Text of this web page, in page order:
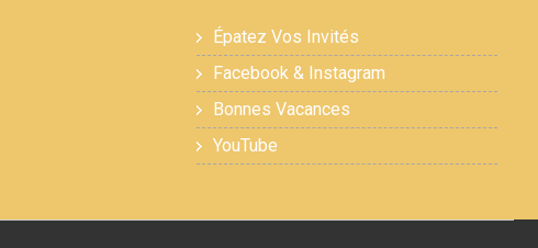
Épatez Vos Invités
Facebook & Instagram
Bonnes Vacances
YouTube